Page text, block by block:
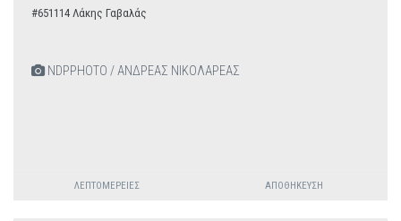
#651114 Λάκης Γαβαλάς
NDPPHOTO / ΑΝΔΡΕΑΣ ΝΙΚΟΛΑΡΕΑΣ
ΛΕΠΤΟΜΈΡΕΙΕΣ ΑΠΟΘΉΚΕΥΣΗ